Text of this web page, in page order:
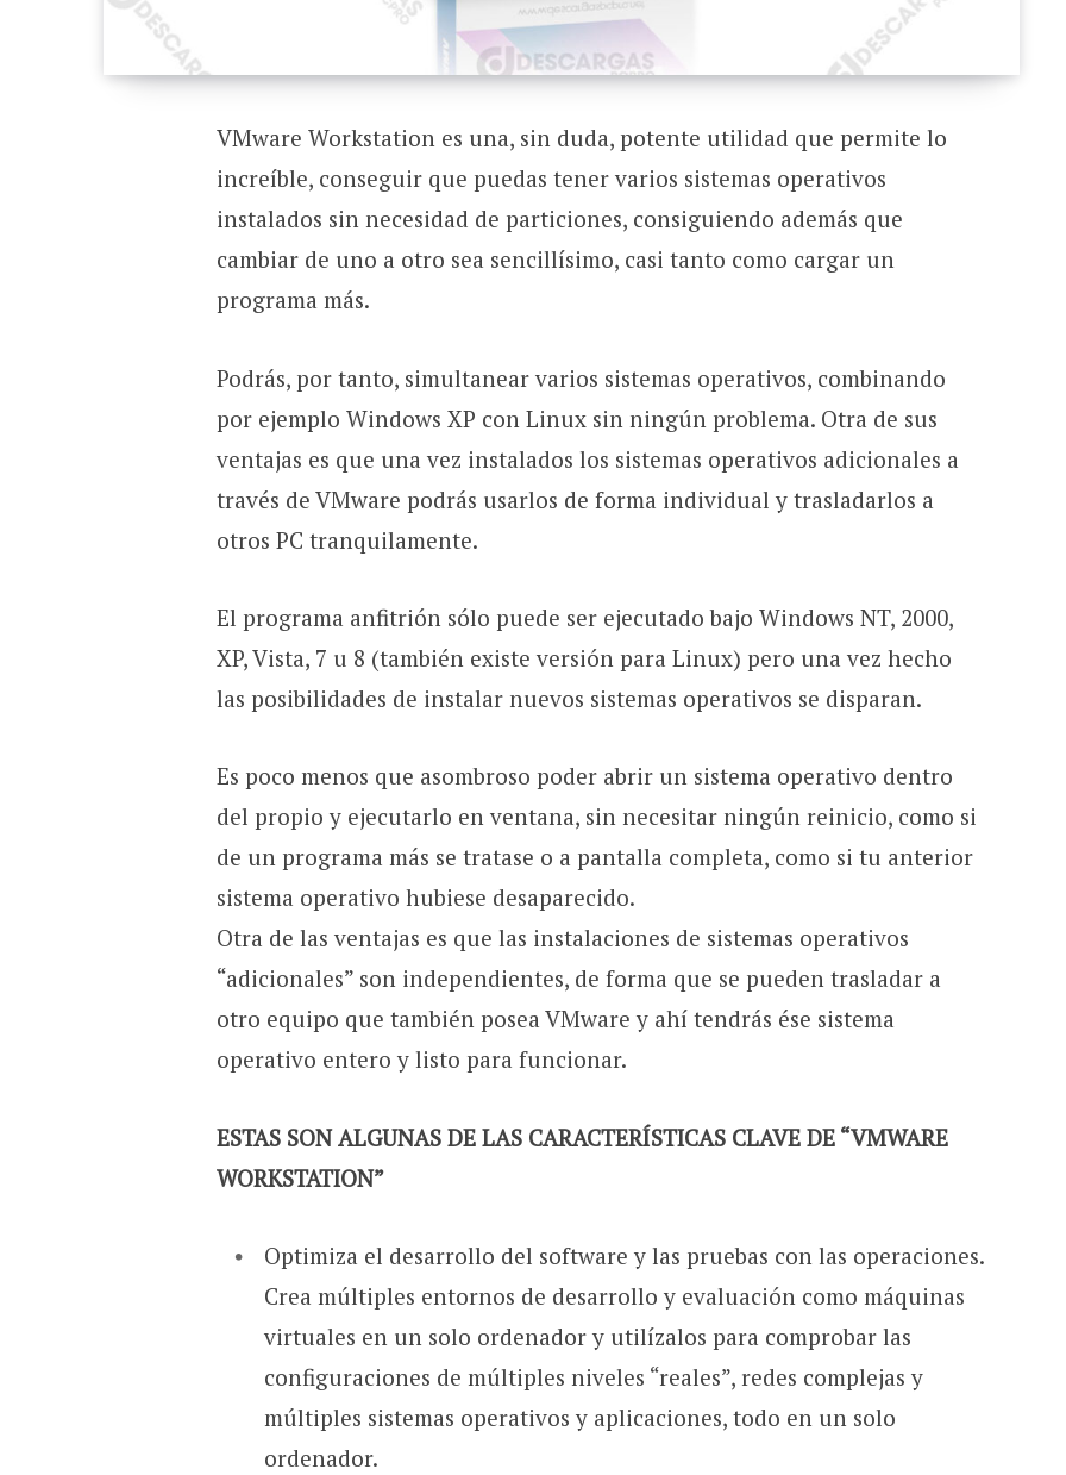
VMware Workstation es una, sin duda, potente utilidad que permite lo
increíble, conseguir que puedas tener varios sistemas operativos
instalados sin necesidad de particiones, consiguiendo además que
cambiar de uno a otro sea sencillísimo, casi tanto como cargar un
programa más.
Podrás, por tanto, simultanear varios sistemas operativos, combinando
por ejemplo Windows XP con Linux sin ningún problema. Otra de sus
ventajas es que una vez instalados los sistemas operativos adicionales a
través de VMware podrás usarlos de forma individual y trasladarlos a
otros PC tranquilamente.
El programa anfitrión sólo puede ser ejecutado bajo Windows NT, 2000,
XP, Vista, 7 u 8 (también existe versión para Linux) pero una vez hecho
las posibilidades de instalar nuevos sistemas operativos se disparan.
Es poco menos que asombroso poder abrir un sistema operativo dentro
del propio y ejecutarlo en ventana, sin necesitar ningún reinicio, como si
de un programa más se tratase o a pantalla completa, como si tu anterior
sistema operativo hubiese desaparecido.
Otra de las ventajas es que las instalaciones de sistemas operativos
“adicionales” son independientes, de forma que se pueden trasladar a
otro equipo que también posea VMware y ahí tendrás ése sistema
operativo entero y listo para funcionar.
ESTAS SON ALGUNAS DE LAS CARACTERÍSTICAS CLAVE DE “VMWARE
WORKSTATION”
Optimiza el desarrollo del software y las pruebas con las operaciones.
Crea múltiples entornos de desarrollo y evaluación como máquinas
virtuales en un solo ordenador y utilízalos para comprobar las
configuraciones de múltiples niveles “reales”, redes complejas y
múltiples sistemas operativos y aplicaciones, todo en un solo
ordenador.